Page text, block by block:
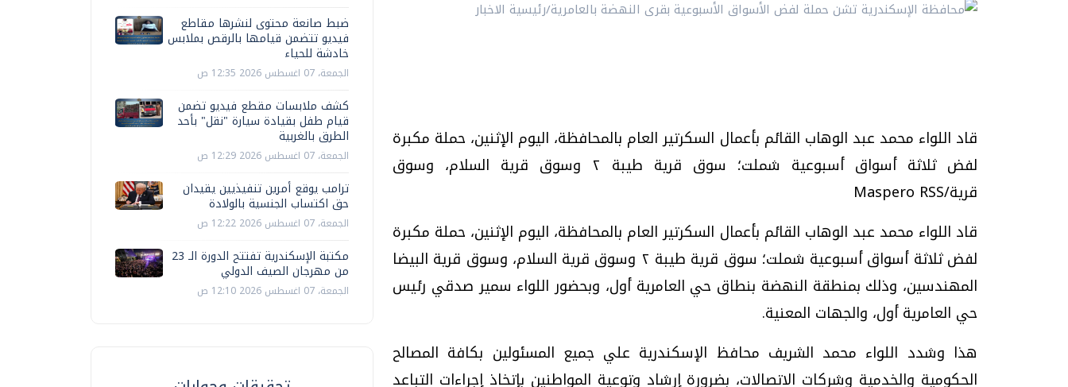
قاد اللواء محمد عبد الوهاب القائم بأعمال السكرتير العام بالمحافظة، اليوم الإثنين، حملة مكبرة
لفض ثلاثة أسواق أسبوعية شملت؛ سوق قرية طيبة ٢ وسوق قرية السلام، وسوق
قرية/Maspero RSS
قاد اللواء محمد عبد الوهاب القائم بأعمال السكرتير العام بالمحافظة، اليوم الإثنين، حملة مكبرة
لفض ثلاثة أسواق أسبوعية شملت؛ سوق قرية طيبة ٢ وسوق قرية السلام، وسوق قرية البيضا
المهندسين، وذلك بمنطقة النهضة بنطاق حي العامرية أول، وبحضور اللواء سمير صدقي رئيس
حي العامرية أول، والجهات المعنية.
هذا وشدد اللواء محمد الشريف محافظ الإسكندرية علي جميع المسئولين بكافة المصالح
الحكومية والخدمية وشركات الاتصالات، بضرورة إرشاد وتوعية المواطنين بإتخاذ إجراءات التباعد
ضبط صانعة محتوى لنشرها مقاطع
فيديو تتضمن قيامها بالرقص بملابس
خادشة للحياء
الجمعة، 07 اغسطس 2026 12:35 ص
كشف ملابسات مقطع فيديو تضمن
قيام طفل بقيادة سيارة "نقل" بأحد
الطرق بالغربية
الجمعة، 07 اغسطس 2026 12:29 ص
ترامب يوقع أمرين تنفيذيين يقيدان
حق اكتساب الجنسية بالولادة
الجمعة، 07 اغسطس 2026 12:22 ص
مكتبة الإسكندرية تفتتح الدورة الـ 23
من مهرجان الصيف الدولي
الجمعة، 07 اغسطس 2026 12:10 ص